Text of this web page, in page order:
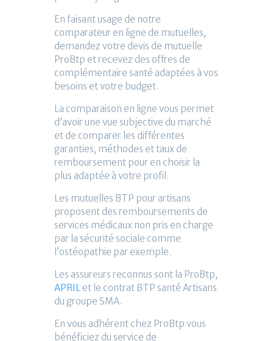
En faisant usage de notre
comparateur en ligne de mutuelles,
demandez votre devis de mutuelle
ProBtp et recevez des offres de
complémentaire santé adaptées à vos
besoins et votre budget.
La comparaison en ligne vous permet
d’avoir une vue subjective du marché
et de comparer les différentes
garanties, méthodes et taux de
remboursement pour en choisir la
plus adaptée à votre profil.
Les mutuelles BTP pour artisans
proposent des remboursements de
services médicaux non pris en charge
par la sécurité sociale comme
l’ostéopathie par exemple.
Les assureurs reconnus sont la ProBtp,
APRIL et le contrat BTP santé Artisans
du groupe SMA.
En vous adhérent chez ProBtp vous
bénéficiez du service de